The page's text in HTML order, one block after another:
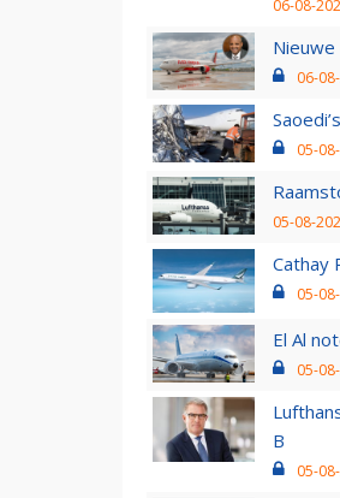
06-08-
06-
05-
05-08-
Cathay
05-
El Al
05-
B
05-